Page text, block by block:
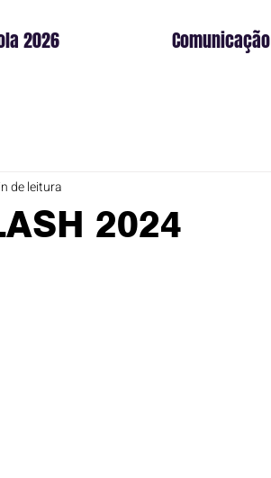
2026 Comunicação
2024
de leitura